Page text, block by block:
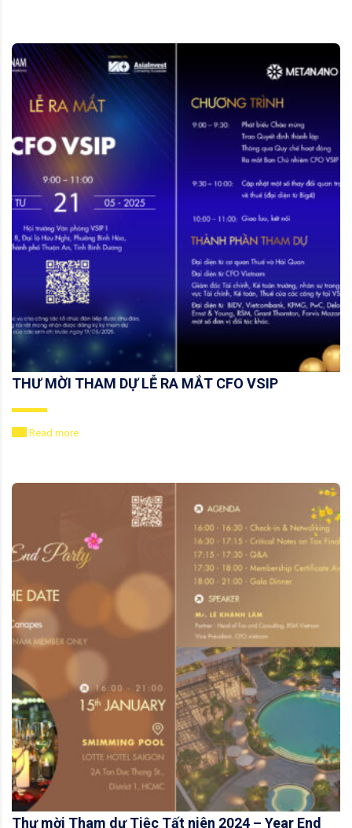
THƯ MỜI THAM DỰ LỄ RA MẮT CFO VSIP
Read more
Thư mời Tham dự Tiệc Tất niên 2024 – Year End